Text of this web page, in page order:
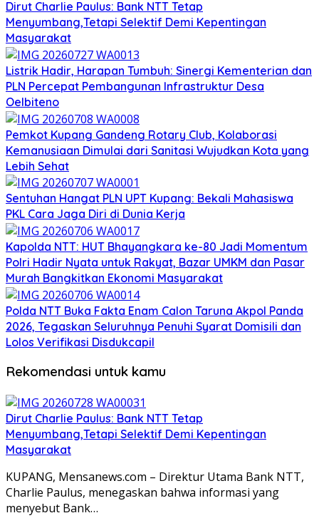
Dirut Charlie Paulus: Bank NTT Tetap
Menyumbang,Tetapi Selektif Demi Kepentingan
Masyarakat
Listrik Hadir, Harapan Tumbuh: Sinergi Kementerian dan
PLN Percepat Pembangunan Infrastruktur Desa
Oelbiteno
Pemkot Kupang Gandeng Rotary Club, Kolaborasi
Kemanusiaan Dimulai dari Sanitasi Wujudkan Kota yang
Lebih Sehat
Sentuhan Hangat PLN UPT Kupang: Bekali Mahasiswa
PKL Cara Jaga Diri di Dunia Kerja
Kapolda NTT: HUT Bhayangkara ke-80 Jadi Momentum
Polri Hadir Nyata untuk Rakyat, Bazar UMKM dan Pasar
Murah Bangkitkan Ekonomi Masyarakat
Polda NTT Buka Fakta Enam Calon Taruna Akpol Panda
2026, Tegaskan Seluruhnya Penuhi Syarat Domisili dan
Lolos Verifikasi Disdukcapil
Rekomendasi untuk kamu
Dirut Charlie Paulus: Bank NTT Tetap
Menyumbang,Tetapi Selektif Demi Kepentingan
Masyarakat
KUPANG, Mensanews.com – Direktur Utama Bank NTT,
Charlie Paulus, menegaskan bahwa informasi yang
menyebut Bank…